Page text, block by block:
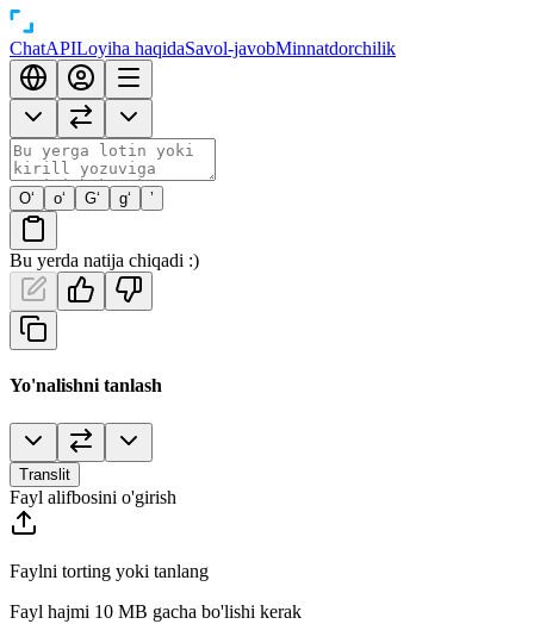
ChatAPILoyiha haqidaSavol-javobMinnatdorchilik
O‘ o‘ G‘ g‘ ’
Bu yerda natija chiqadi :)
Yo'nalishni tanlash
Translit
Fayl alifbosini o'girish
Faylni torting yoki tanlang
Fayl hajmi 10 MB gacha bo'lishi kerak